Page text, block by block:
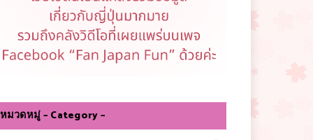
หมวดหมู่ – Category –